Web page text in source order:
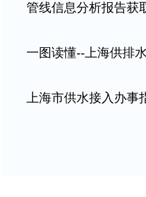
管线信息分析报告获
一图读懂--上海供排
上海市供水接入办事